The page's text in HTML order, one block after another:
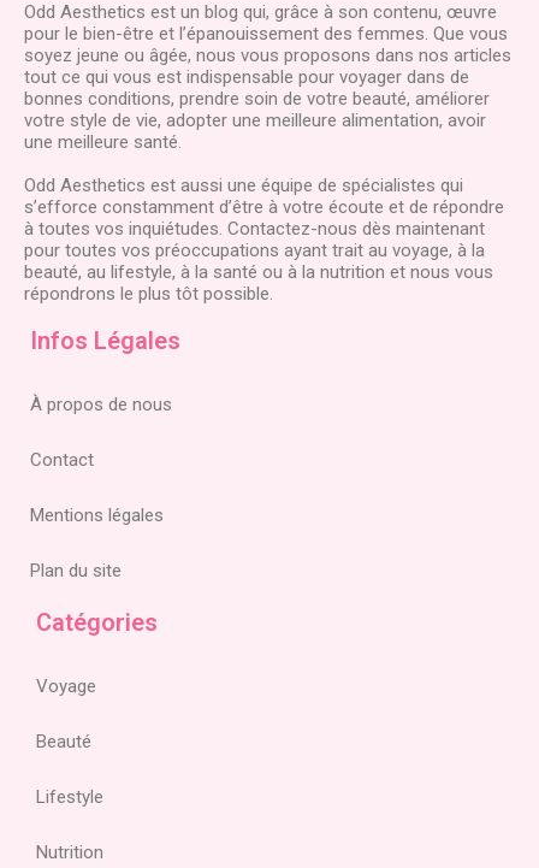
Odd Aesthetics est un blog qui, grâce à son contenu, œuvre
pour le bien-être et l’épanouissement des femmes. Que vous
soyez jeune ou âgée, nous vous proposons dans nos articles
tout ce qui vous est indispensable pour voyager dans de
bonnes conditions, prendre soin de votre beauté, améliorer
votre style de vie, adopter une meilleure alimentation, avoir
une meilleure santé.
Odd Aesthetics est aussi une équipe de spécialistes qui
s’efforce constamment d’être à votre écoute et de répondre
à toutes vos inquiétudes. Contactez-nous dès maintenant
pour toutes vos préoccupations ayant trait au voyage, à la
beauté, au lifestyle, à la santé ou à la nutrition et nous vous
répondrons le plus tôt possible.
Infos Légales
À propos de nous
Contact
Mentions légales
Plan du site
Catégories
Voyage
Beauté
Lifestyle
Nutrition